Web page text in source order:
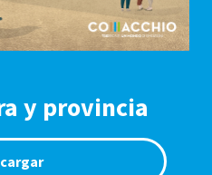
y provincia